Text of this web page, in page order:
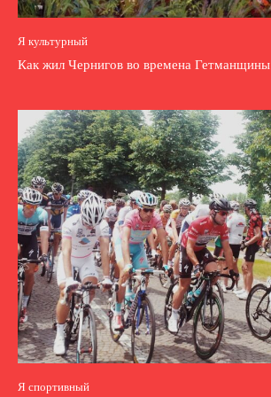
Я культурный
Как жил Чернигов во времена Гетманщины
Я спортивный